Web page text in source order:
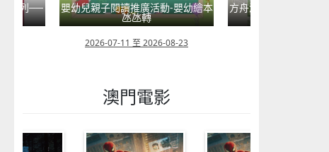
嬰幼兒親子閱讀推廣活動-嬰幼繪本
氹氹轉
2026-07-11 至 2026-08-23
方舟澳門藝術學會呈獻2026《
匯聚》雙聯展
澳門電影